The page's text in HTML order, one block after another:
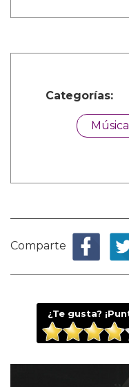
Categorías:
Música
Comparte
¿Te gusta?